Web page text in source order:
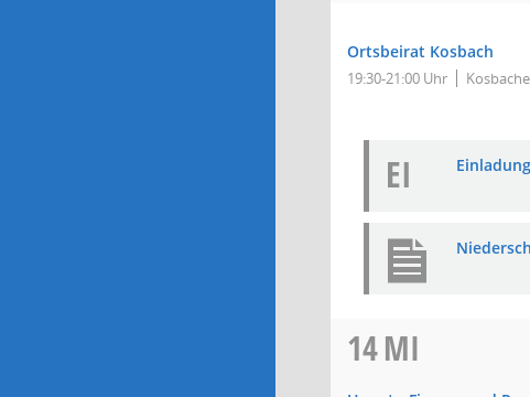
Ortsbeirat Kosbach
19:30-21:00 Uhr
EI
14MI